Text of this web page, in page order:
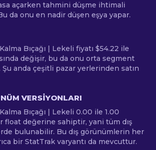
açarken tahmini düşme ihtimali
da onu en nadir düşen eşya yapar.
Bıçağı | Lekeli fiyatı $54.22 ile
değişir, bu da onu orta segment
Şu anda çeşitli pazar yerlerinden satın
VERSIYONLARI
Bıçağı | Lekeli 0.00 ile 1.00
float değerine sahiptir, yani tüm dış
bulunabilir. Bu dış görünümlerin her
bir StatTrak varyantı da mevcuttur.